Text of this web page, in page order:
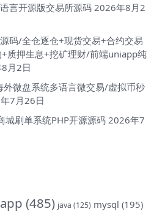
言开源版交易所源码 2026年8月2
码/全仓逐仓+现货交易+合约交易
质押生息+挖矿理财/前端uniapp纯
月2日
微盘系统多语言微交易/虚拟币秒
7月26日
城刷单系统PHP开源源码 2026年7
app (485) java (125) mysql (195)